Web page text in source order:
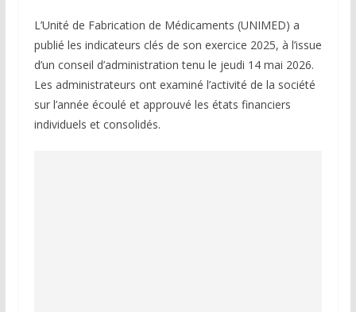
L’Unité de Fabrication de Médicaments (UNIMED) a
publié les indicateurs clés de son exercice 2025, à l’issue
d’un conseil d’administration tenu le jeudi 14 mai 2026.
Les administrateurs ont examiné l’activité de la société
sur l’année écoulé et approuvé les états financiers
individuels et consolidés.